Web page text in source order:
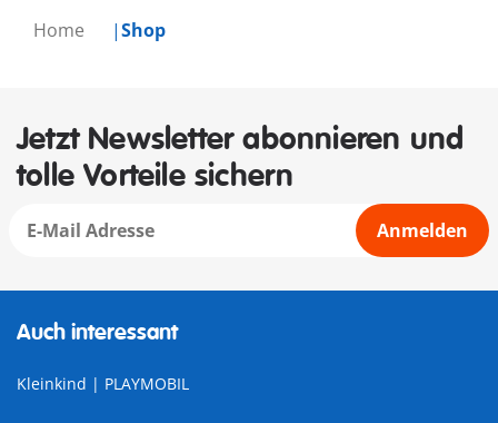
Home Shop
Jetzt Newsletter abonnieren und
tolle Vorteile sichern
Anmelden
Auch interessant
Kleinkind | PLAYMOBIL